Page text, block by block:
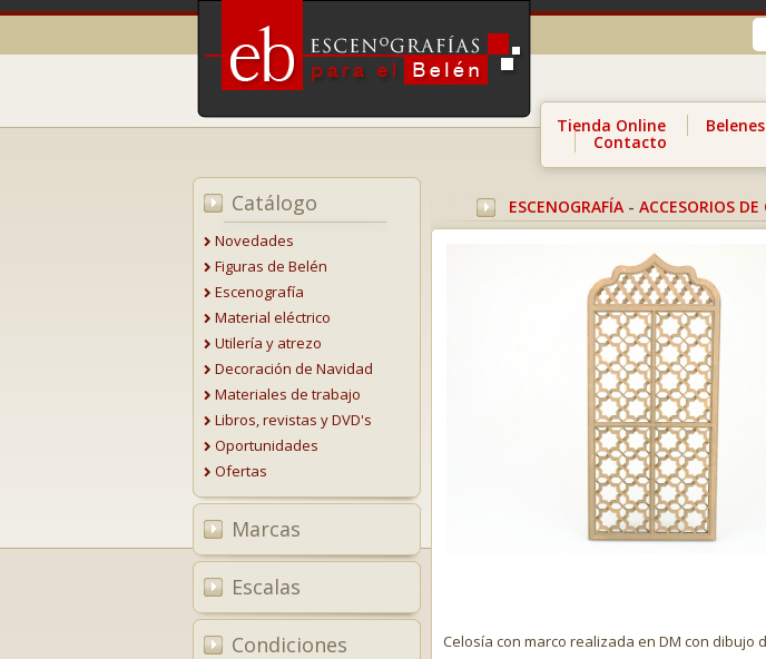
Tienda Online
Contacto
Catálogo
Novedades
Figuras de Belén
Escenografía
Material eléctrico
Utilería y atrezo
Decoración de Navidad
Materiales de trabajo
Libros, revistas y DVD's
Oportunidades
Ofertas
Marcas
Escalas
Condiciones
ESCENOGRAFÍA - ACCESORIOS
Celosía con marco realizada en DM con dibujo